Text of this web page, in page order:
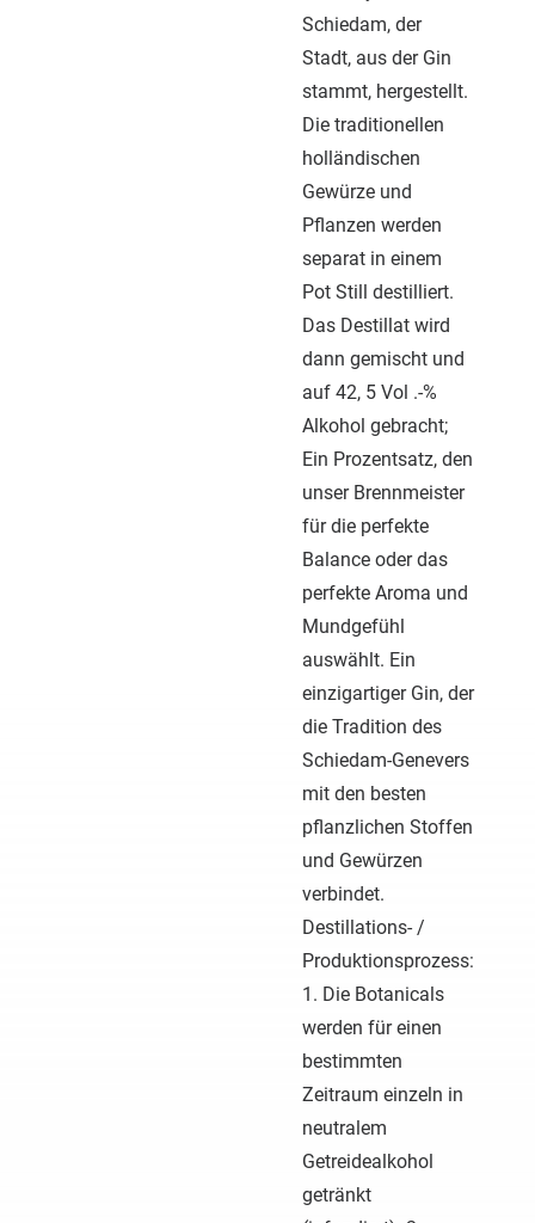
Schiedam, der
Stadt, aus der Gin
stammt, hergestellt.
Die traditionellen
holländischen
Gewürze und
Pflanzen werden
separat in einem
Pot Still destilliert.
Das Destillat wird
dann gemischt und
auf 42, 5 Vol .-%
Alkohol gebracht;
Ein Prozentsatz, den
unser Brennmeister
für die perfekte
Balance oder das
perfekte Aroma und
Mundgefühl
auswählt. Ein
einzigartiger Gin, der
die Tradition des
Schiedam-Genevers
mit den besten
pflanzlichen Stoffen
und Gewürzen
verbindet.
Destillations- /
Produktionsprozess:
1. Die Botanicals
werden für einen
bestimmten
Zeitraum einzeln in
neutralem
Getreidealkohol
getränkt